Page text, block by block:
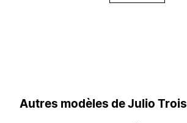
Autres modèles de Julio Trois